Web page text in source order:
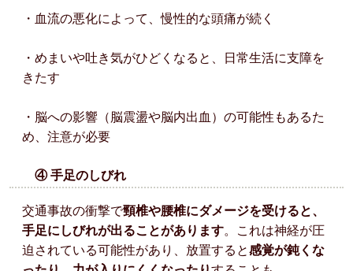
・血流の悪化によって、慢性的な頭痛が続く
・めまいや吐き気がひどくなると、日常生活に支障を
きたす
・脳への影響（脳震盪や脳内出血）の可能性もあるた
め、注意が必要
④ 手足のしびれ
交通事故の衝撃で頸椎や腰椎にダメージを受けると、
手足にしびれが出ることがあります。これは神経が圧
迫されている可能性があり、放置すると感覚が鈍くな